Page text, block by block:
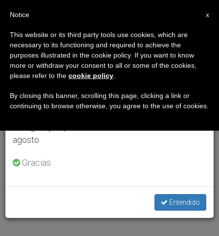
×
Aviso importante
Del 27 de julio al 7 de agosto haremos la pausa
anual, aprovechando que en el periodo de verano
se generan menos informaciones y también el
agosto.
Gracias.
Entendido
x
Notice
This website or its third party tools use cookies, which are
necessary to its functioning and required to achieve the
purposes illustrated in the cookie policy. If you want to know
more or withdraw your consent to all or some of the cookies,
please refer to the cookie policy
By closing this banner, scrolling this page, clicking a link or
continuing to browse otherwise, you agree to the use of cookies.